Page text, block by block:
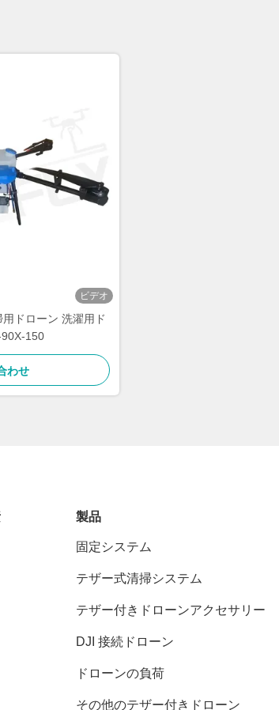
ビデオ
ドローン 洗濯用ド
150
わせ
製品
固定システム
テザー式清掃システム
テザー付きドローンアクセサリー
DJI 接続ドローン
ドローンの負荷
その他のテザー付きドローン